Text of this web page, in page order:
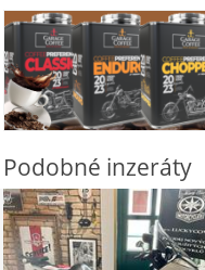
Podobné inzeráty